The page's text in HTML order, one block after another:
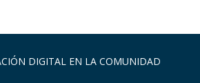
DIGITAL EN LA COMUNIDAD